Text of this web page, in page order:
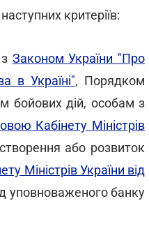
критеріїв:
Законом України "Про
в Україні", Порядком
бойових дій, особам з
Кабінету Міністрів
або розвиток
Міністрів України від
уповноваженого банку